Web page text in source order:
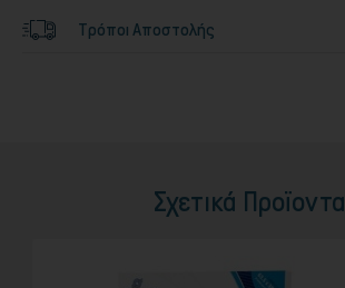
Τρόποι Αποστολής
Σχετικά Προϊοντα